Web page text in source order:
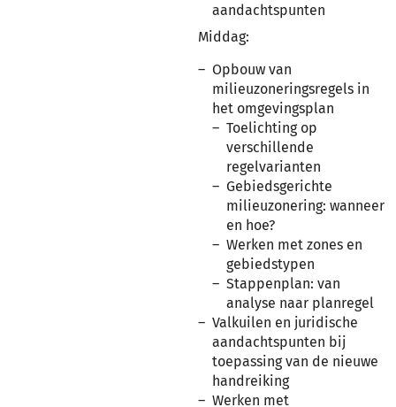
aandachtspunten
Middag:
Opbouw van
milieuzoneringsregels in
het omgevingsplan
Toelichting op
verschillende
regelvarianten
Gebiedsgerichte
milieuzonering: wanneer
en hoe?
Werken met zones en
gebiedstypen
Stappenplan: van
analyse naar planregel
Valkuilen en juridische
aandachtspunten bij
toepassing van de nieuwe
handreiking
Werken met